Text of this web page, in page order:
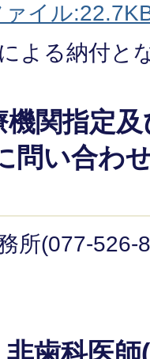
イル
よる納付と
関指定及
問い合わ
所(077-
歯科医師